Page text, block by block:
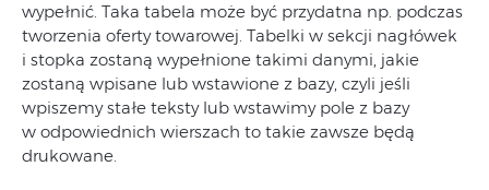
wypełnić. Taka tabela może być przydatna np. podczas
tworzenia oferty towarowej. Tabelki w sekcji nagłówek
i stopka zostaną wypełnione takimi danymi, jakie
zostaną wpisane lub wstawione z bazy, czyli jeśli
wpiszemy stałe teksty lub wstawimy pole z bazy
w odpowiednich wierszach to takie zawsze będą
drukowane.